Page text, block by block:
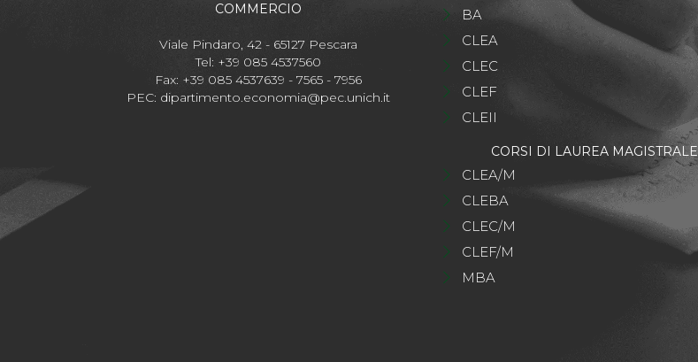
COMMERCIO
Viale Pindaro, 42 - 65127 Pescara
Tel: +39 085 4537560
Fax: +39 085 4537639 - 7565 - 7956
PEC: dipartimento.economia@pec.unich.it
BA
CLEA
CLEC
CLEF
CLEII
CORSI DI LAUREA MAGISTRALE
CLEA/M
CLEBA
CLEC/M
CLEF/M
MBA